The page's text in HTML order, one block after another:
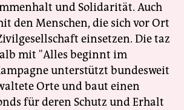
und Solidarität. Auch
den Menschen, die sich vor Ort
einsetzen. Die taz
mit "Alles beginnt im
unterstützt bundesweit
Orte und baut einen
für deren Schutz und Erhalt